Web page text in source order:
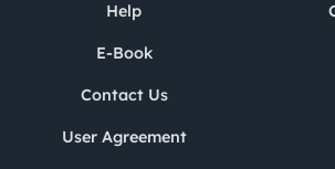
Help
E-Book
Contact Us
User Agreement